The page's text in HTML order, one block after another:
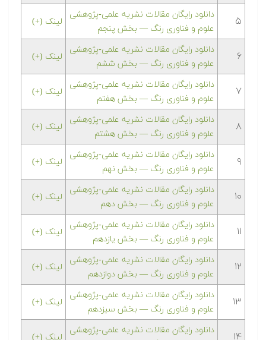
۵
دانلود رایگان مقالات نشریه علمی-پژوهشی
علوم و فناوری رنگ — بخش پنجم
لینک (+)
۶
دانلود رایگان مقالات نشریه علمی-پژوهشی
علوم و فناوری رنگ — بخش ششم
لینک (+)
۷
دانلود رایگان مقالات نشریه علمی-پژوهشی
علوم و فناوری رنگ — بخش هفتم
لینک (+)
۸
دانلود رایگان مقالات نشریه علمی-پژوهشی
علوم و فناوری رنگ — بخش هشتم
لینک (+)
۹
دانلود رایگان مقالات نشریه علمی-پژوهشی
علوم و فناوری رنگ — بخش نهم
لینک (+)
۱۰
دانلود رایگان مقالات نشریه علمی-پژوهشی
علوم و فناوری رنگ — بخش دهم
لینک (+)
۱۱
دانلود رایگان مقالات نشریه علمی-پژوهشی
علوم و فناوری رنگ — بخش یازدهم
لینک (+)
۱۲
دانلود رایگان مقالات نشریه علمی-پژوهشی
علوم و فناوری رنگ — بخش دوازدهم
لینک (+)
۱۳
دانلود رایگان مقالات نشریه علمی-پژوهشی
علوم و فناوری رنگ — بخش سیزدهم
لینک (+)
۱۴
دانلود رایگان مقالات نشریه علمی-پژوهشی
لینک (+)